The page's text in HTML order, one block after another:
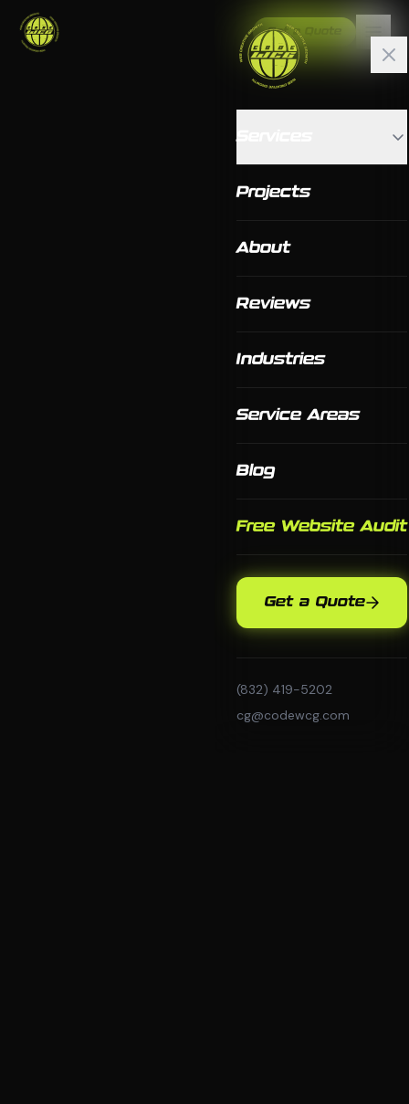
Get a Quote
Projects
About
Reviews
Industries
Service Areas
Blog
Free Website Audit
Get a Quote
(832) 419-5202
cg@codewcg.com